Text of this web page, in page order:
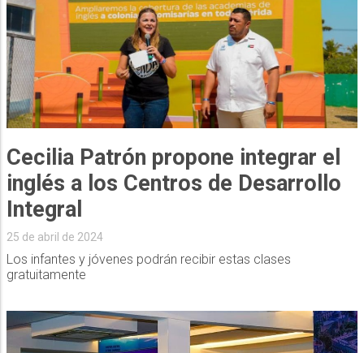
Cecilia Patrón propone integrar el
inglés a los Centros de Desarrollo
Integral
25 de abril de 2024
Los infantes y jóvenes podrán recibir estas clases
gratuitamente